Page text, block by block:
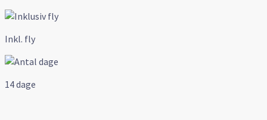
Inkl. fly
14 dage